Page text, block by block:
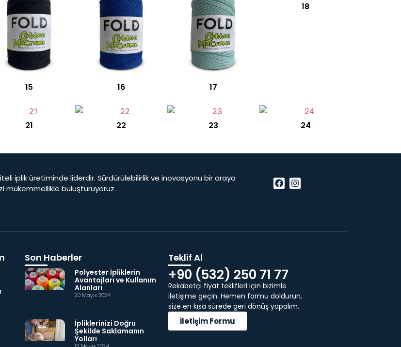
15 16 17
18
21 22 23 24
iplik üretiminde liderdir. Sürdürülebilirlik ve inovasyonu bir araya
mükemmellikle buluşturuyoruz.
Son Haberler
Polyester İpliklerin
Avantajları ve Kullanım
Alanları
20 Mayıs 2024
İpliklerinizi Doğru
Şekilde Saklamanın
Yolları
Teklif Al
+90 (532) 250 71 77
Rekabetçi fiyat teklifleri için bizimle
iletişime geçin. Hemen formu doldurun,
size en kısa sürede geri dönüş yapalım.
İletişim Formu